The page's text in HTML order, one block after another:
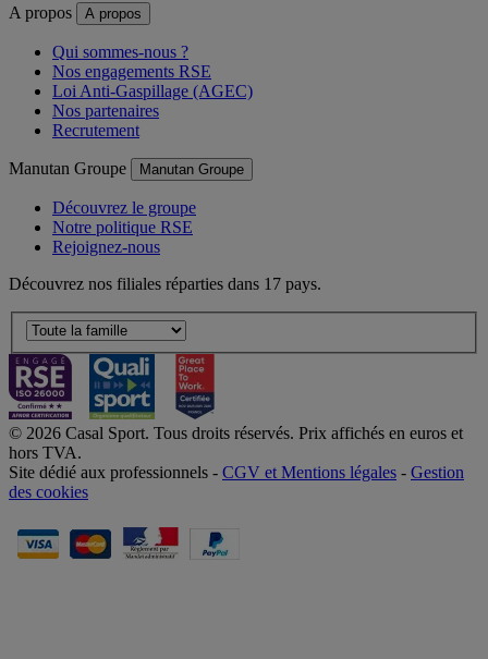
A propos A propos
Qui sommes-nous ?
Nos engagements RSE
Loi Anti-Gaspillage (AGEC)
Nos partenaires
Recrutement
Manutan Groupe Manutan Groupe
Découvrez le groupe
Notre politique RSE
Rejoignez-nous
Découvrez nos filiales réparties dans 17 pays.
© 2026 Casal Sport. Tous droits réservés. Prix affichés en euros et
hors TVA.
Site dédié aux professionnels - CGV et Mentions légales - Gestion
des cookies